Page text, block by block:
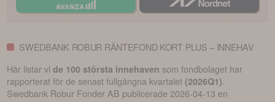
SWEDBANK ROBUR RÄNTEFOND KORT PLUS – INNEHAV
Här listar vide 100 största innehaven som fondbolaget har
rapporterat för de senast fullgångna kvartalet (2026Q1).
Swedbank Robur Fonder AB publicerade2026-04-13 en